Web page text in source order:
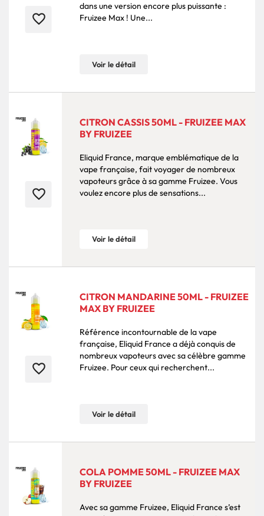
favorite_border
dans une version encore plus puissante :
Fruizee Max ! Une...
Voir le détail
favorite_border
CITRON CASSIS 50ML - FRUIZEE MAX
BY FRUIZEE
Eliquid France, marque emblématique de la
vape française, fait voyager de nombreux
vapoteurs grâce à sa gamme Fruizee. Vous
voulez encore plus de sensations...
Voir le détail
favorite_border
CITRON MANDARINE 50ML - FRUIZEE
MAX BY FRUIZEE
Référence incontournable de la vape
française, Eliquid France a déjà conquis de
nombreux vapoteurs avec sa célèbre gamme
Fruizee. Pour ceux qui recherchent...
Voir le détail
COLA POMME 50ML - FRUIZEE MAX
BY FRUIZEE
Avec sa gamme Fruizee, Eliquid France s’est